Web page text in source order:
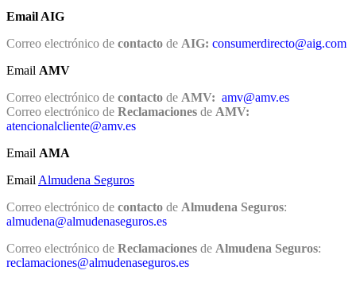
Email AIG
Correo electrónico de contacto de AIG: consumerdirecto@aig.com
Email AMV
Correo electrónico de contacto de AMV: amv@amv.es
Correo electrónico de Reclamaciones de AMV:
atencionalcliente@amv.es
Email AMA
Email Almudena Seguros
Correo electrónico de contacto de Almudena Seguros:
almudena@almudenaseguros.es
Correo electrónico de Reclamaciones de Almudena Seguros:
reclamaciones@almudenaseguros.es